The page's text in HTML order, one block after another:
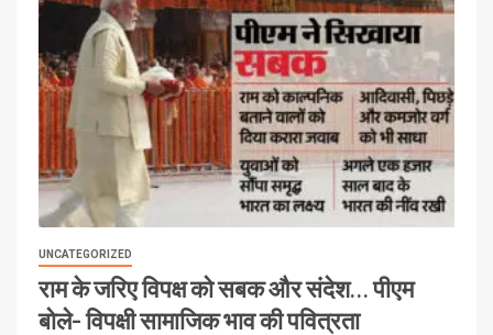
UNCATEGORIZED
राम के जरिए विपक्ष को सबक और संदेश… पीएम
बोले- विपक्षी सामाजिक भाव की पवित्रता